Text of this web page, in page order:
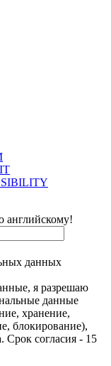
английскому!
данных
я разрешаю
данные
хранение,
блокирование),
Срок согласия - 15